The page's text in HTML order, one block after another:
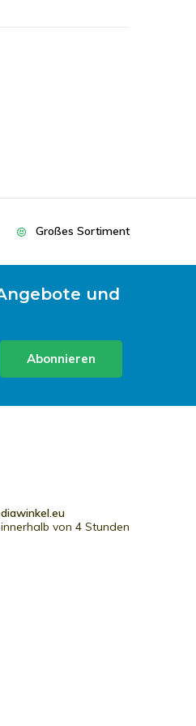
Großes Sortiment
und
Abonnieren
von 4 Stunden